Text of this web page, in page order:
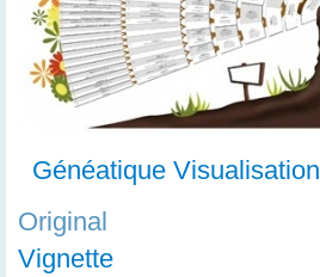
Généatique Visualisation
Original
Vignette